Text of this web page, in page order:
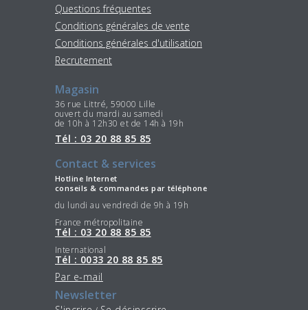
Questions fréquentes
Conditions générales de vente
Conditions générales d'utilisation
Recrutement
Magasin
36 rue Littré, 59000 Lille
ouvert du mardi au samedi
de 10h à 12h30 et de 14h à 19h
Tél : 03 20 88 85 85
Contact & services
Hotline Internet
conseils & commandes par téléphone
du lundi au vendredi de 9h à 19h
France métropolitaine
Tél : 03 20 88 85 85
International
Tél : 0033 20 88 85 85
Par e-mail
Newsletter